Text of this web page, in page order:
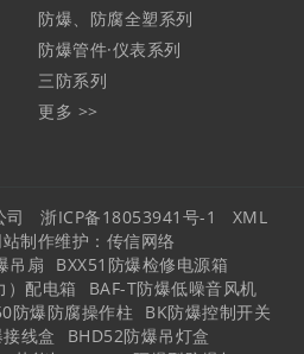
防爆、防腐全塑系列
防爆管件·仪表系列
三防系列
更多 >>
司浙ICP备18053941号-1
XML
制作维护： 传信网络
吊扇
BXX51防爆检修电源箱
）配电箱
BAF-T防爆低噪音风机
防爆防腐操作柱
BK防爆控制开关
线盒
BHD52防爆吊灯盒